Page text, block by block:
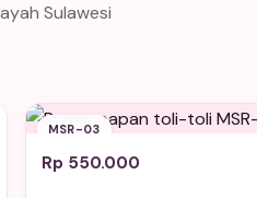
Sulawesi
MSR-03
Rp 550.000